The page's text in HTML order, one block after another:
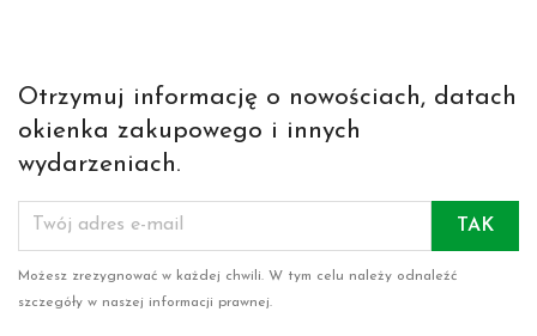
Otrzymuj informację o nowościach, datach
okienka zakupowego i innych
wydarzeniach.
Możesz zrezygnować w każdej chwili. W tym celu należy odnaleźć
szczegóły w naszej informacji prawnej.